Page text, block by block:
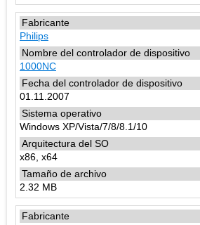
Philips
1000NC
01.11.2007
Windows XP/Vista/7/8/8.1/10
x86, x64
2.32 MB